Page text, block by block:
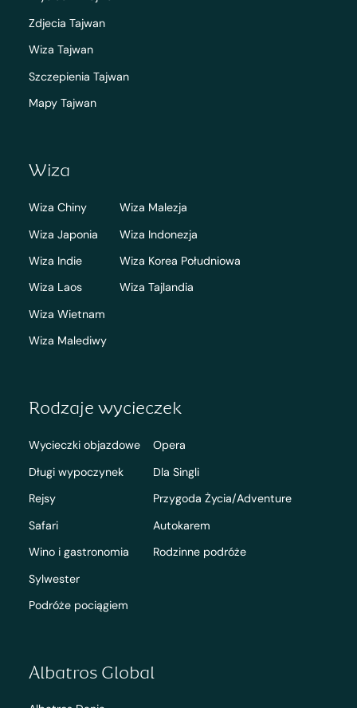
Zdjecia Tajwan
Wiza Tajwan
Szczepienia Tajwan
Mapy Tajwan
Wiza
Wiza Chiny
Wiza Japonia
Wiza Indie
Wiza Laos
Wiza Wietnam
Wiza Malediwy
Wiza Malezja
Wiza Indonezja
Wiza Korea Południowa
Wiza Tajlandia
Rodzaje wycieczek
Wycieczki objazdowe
Długi wypoczynek
Rejsy
Safari
Wino i gastronomia
Sylwester
Podróże pociągiem
Opera
Dla Singli
Przygoda Życia/Adventure
Autokarem
Rodzinne podróże
Albatros Global